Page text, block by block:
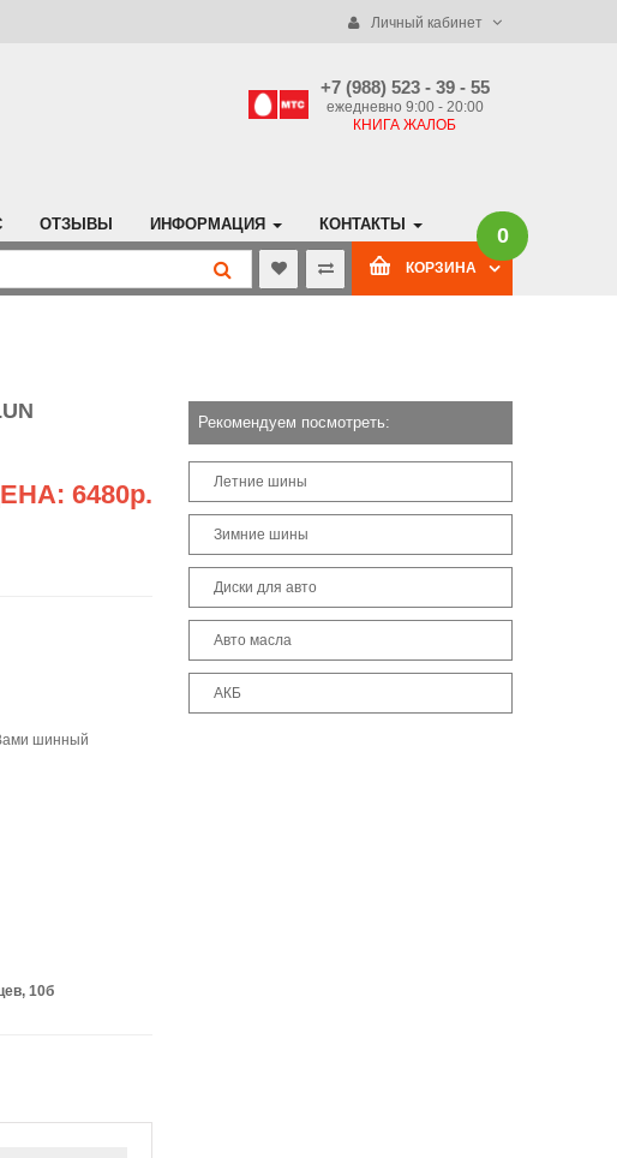
Личный кабинет
+7 (988) 523 - 39 - 55
ежедневно 9:00 - 20:00
КНИГА ЖАЛОБ
ОТЗЫВЫ ИНФОРМАЦИЯ КОНТАКТЫ
КОРЗИНА
0
6480р.
шинный
10б
Рекомендуем посмотреть:
Летние шины
Зимние шины
Диски для авто
Авто масла
АКБ